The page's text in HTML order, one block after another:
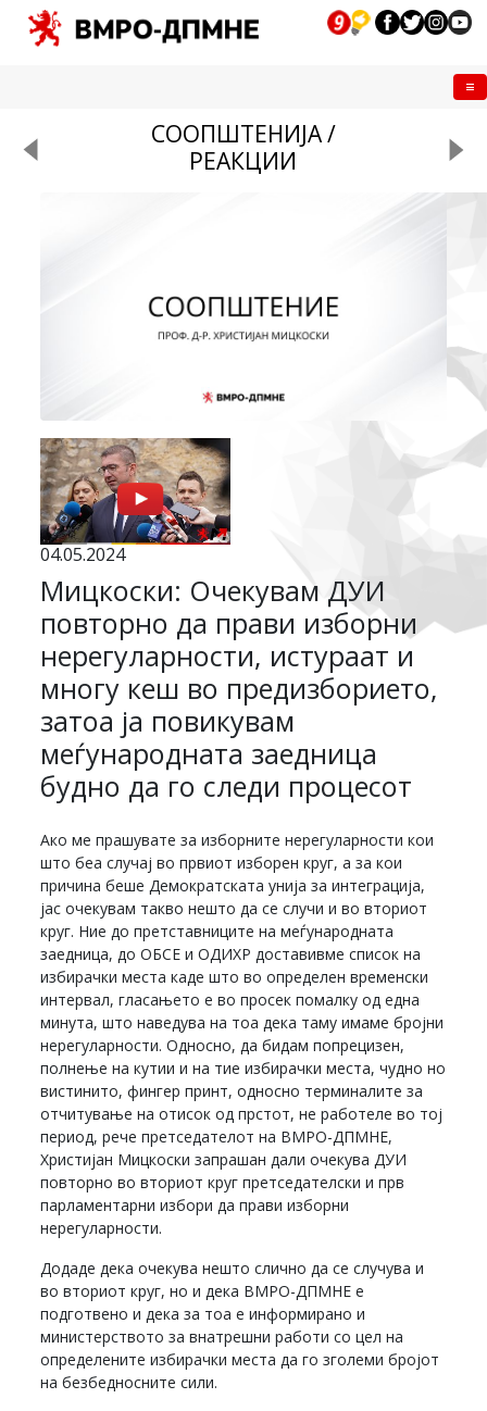
СООПШТЕНИЈА /
РЕАКЦИИ
04.05.2024
Мицкоски: Очекувам ДУИ
повторно да прави изборни
нерегуларности, истураат и
многу кеш во предизборието,
затоа ја повикувам
меѓународната заедница
будно да го следи процесот
Ако ме прашувате за изборните нерегуларности кои
што беа случај во првиот изборен круг, а за кои
причина беше Демократската унија за интеграција,
јас очекувам такво нешто да се случи и во вториот
круг. Ние до претставниците на меѓународната
заедница, до ОБСЕ и ОДИХР доставивме список на
избирачки места каде што во определен временски
интервал, гласањето е во просек помалку од една
минута, што наведува на тоа дека таму имаме бројни
нерегуларности. Односно, да бидам попрецизен,
полнење на кутии и на тие избирачки места, чудно но
вистинито, фингер принт, односно терминалите за
отчитување на отисок од прстот, не работеле во тој
период, рече претседателот на ВМРО-ДПМНЕ,
Христијан Мицкоски запрашан дали очекува ДУИ
повторно во вториот круг претседателски и прв
парламентарни избори да прави изборни
нерегуларности.
Додаде дека очекува нешто слично да се случува и
во вториот круг, но и дека ВМРО-ДПМНЕ е
подготвено и дека за тоа е информирано и
министерството за внатрешни работи со цел на
определените избирачки места да го зголеми бројот
на безбедносните сили.